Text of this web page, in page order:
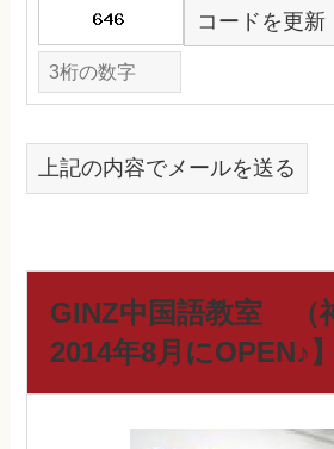
コードを更新
上記の内容でメールを送る
GINZ中国語教室 （
2014年8月にOPEN♪】